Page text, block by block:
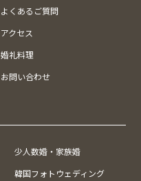
よくあるご質問
アクセス
婚礼料理
お問い合わせ
少人数婚・家族婚
韓国フォトウェディング